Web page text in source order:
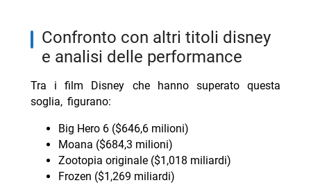
confronto con altri titoli disney
e analisi delle performance
Tra i film Disney che hanno superato questa
soglia, figurano:
Big Hero 6 ($646,6 milioni)
Moana ($684,3 milioni)
Zootopia originale ($1,018 miliardi)
Frozen ($1,269 miliardi)